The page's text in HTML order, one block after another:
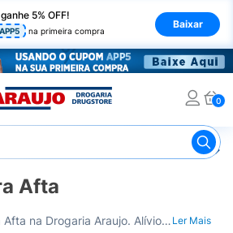
5% OFF!
APP5 na primeira compra
Baixar
0
Remédio para Pele e Mucosa
Afta
Compre Remédio para Afta na Drogaria Araujo. Alívio para o desconforto bucal causado por aftas. Entrega para todo o Brasil. Ler Mais